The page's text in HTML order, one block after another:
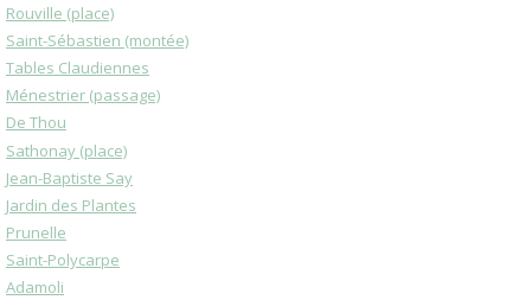
Rouville (place)
Saint-Sébastien (montée)
Tables Claudiennes
Ménestrier (passage)
De Thou
Sathonay (place)
Jean-Baptiste Say
Jardin des Plantes
Prunelle
Saint-Polycarpe
Adamoli